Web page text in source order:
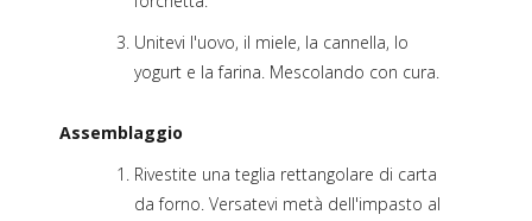
Unitevi l'uovo, il miele, la cannella, lo
yogurt e la farina. Mescolando con cura.
Assemblaggio
Rivestite una teglia rettangolare di carta
da forno. Versatevi metà dell'impasto al